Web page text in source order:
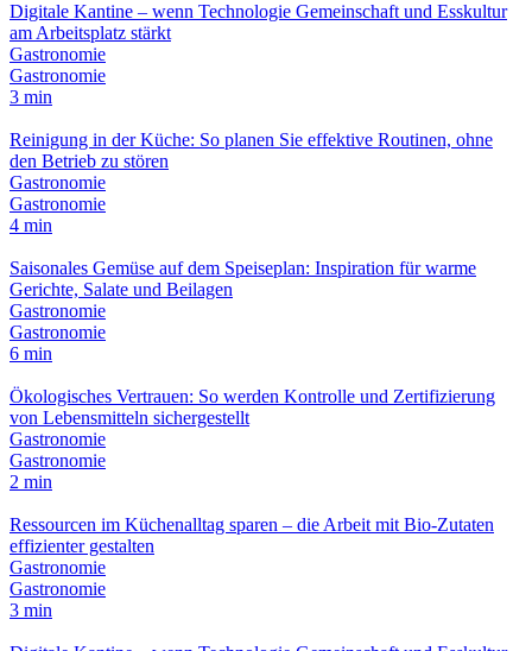
Digitale Kantine – wenn Technologie Gemeinschaft und Esskultur
am Arbeitsplatz stärkt
Gastronomie
Gastronomie
3 min
Reinigung in der Küche: So planen Sie effektive Routinen, ohne
den Betrieb zu stören
Gastronomie
Gastronomie
4 min
Saisonales Gemüse auf dem Speiseplan: Inspiration für warme
Gerichte, Salate und Beilagen
Gastronomie
Gastronomie
6 min
Ökologisches Vertrauen: So werden Kontrolle und Zertifizierung
von Lebensmitteln sichergestellt
Gastronomie
Gastronomie
2 min
Ressourcen im Küchenalltag sparen – die Arbeit mit Bio-Zutaten
effizienter gestalten
Gastronomie
Gastronomie
3 min